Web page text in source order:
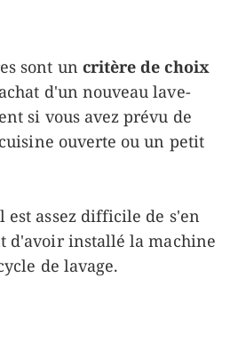
sont un critère de choix
d'un nouveau lave-
si vous avez prévu de
ouverte ou un petit
assez difficile de s'en
d'avoir installé la machine
de lavage.